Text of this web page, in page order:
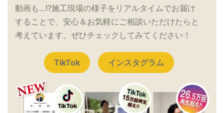
動画も…!?施工現場の様子をリアルタイムでお届け
することで、安心＆お気軽にご相談いただけたらと
考えています。ぜひチェックしてみてください！
TikTok インスタグラム